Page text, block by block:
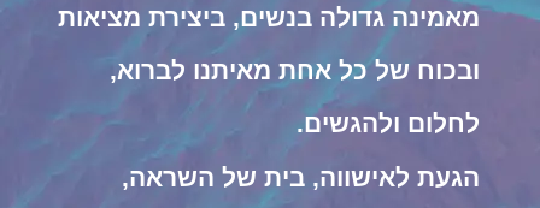
מאמינה גדולה בנשים, ביצירת מציאות
ובכוח של כל אחת מאיתנו לברוא,
לחלום ולהגשים.
הגעת לאישווה, בית של השראה,